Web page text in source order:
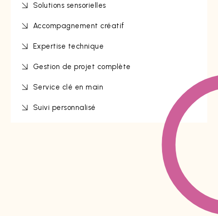
Solutions sensorielles
Accompagnement créatif
Expertise technique
Gestion de projet complète
Service clé en main
Suivi personnalisé